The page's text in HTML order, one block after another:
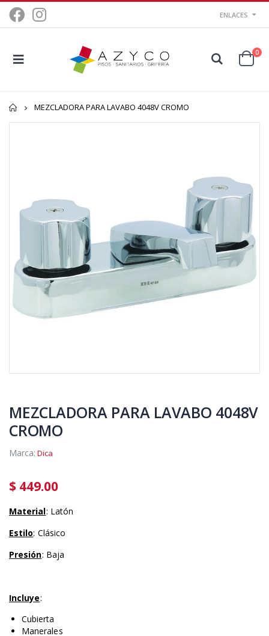
ENLACES
0
Inicio
MEZCLADORA PARA LAVABO 4048V CROMO
MEZCLADORA PARA LAVABO 4048V
CROMO
Marca: Dica
$ 449.00
Material: Latón
Estilo: Clásico
Presión: Baja
Incluye:
Cubierta
Manerales